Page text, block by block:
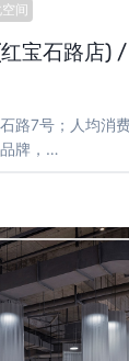
空间
宝石路店)
路7号；人均
牌，…